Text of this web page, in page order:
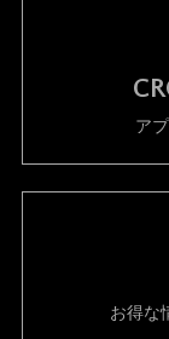
ア
お得な